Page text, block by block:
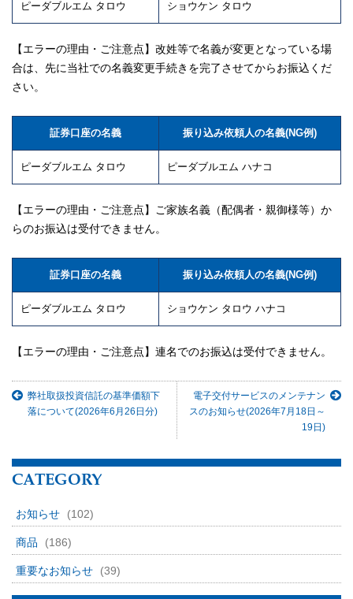
ピーダブルエム タロウ ショウケン タロウ
【エラーの理由・ご注意点】改姓等で名義が変更となっている場
合は、先に当社での名義変更手続きを完了させてからお振込くだ
さい。
証券口座の名義 振り込み依頼人の名義(NG例)
ピーダブルエム タロウ ピーダブルエム ハナコ
【エラーの理由・ご注意点】ご家族名義（配偶者・親御様等）か
らのお振込は受付できません。
証券口座の名義 振り込み依頼人の名義(NG例)
ピーダブルエム タロウ ショウケン タロウ ハナコ
【エラーの理由・ご注意点】連名でのお振込は受付できません。
弊社取扱投資信託の基準価額下
落について(2026年6月26日分)
電子交付サービスのメンテナン
スのお知らせ(2026年7月18日～
19日)
CATEGORY
お知らせ (102)
商品 (186)
重要なお知らせ (39)